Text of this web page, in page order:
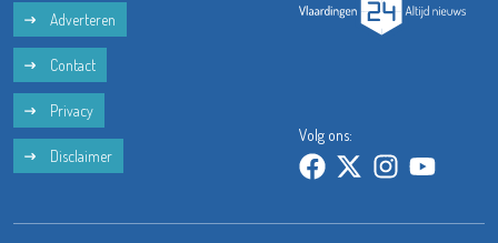
Adverteren
Contact
Privacy
Disclaimer
Volg ons: